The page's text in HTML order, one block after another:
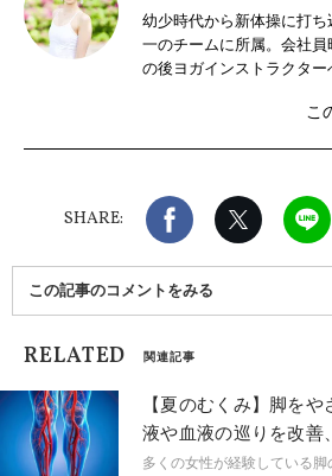
幼少時代から新体操に打
一のチームに所属。会社
の後ヨガインストラクタ
企業ヨガ等の出張クラス
使い方なども伝えている。
スン"効果を感じ分かりや
こ
SHARE:
Facebook X（旧
この記事のコメントをみる
RELATED 関連記事
【夏のむくみ】脚を
液や血液の巡りを改善
いストレッチ
多くの女性が経験している